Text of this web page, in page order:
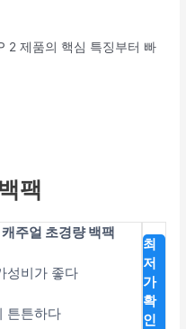
2 제품의 핵심 특징부터 빠
팩
주얼 초경량 백팩
성비가 좋다
튼튼하다
최
저
가
확
인